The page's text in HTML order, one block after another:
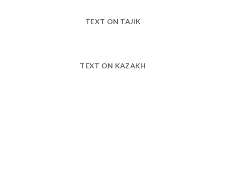
TEXT ON TAJIK
TEXT ON KAZAKH